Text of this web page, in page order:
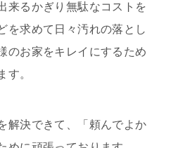
来るかぎり無駄なコストを
を求めて日々汚れの落とし
のお家をキレイにするため
す。
解決できて、「頼んでよか